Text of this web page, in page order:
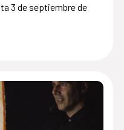
3 de septiembre de